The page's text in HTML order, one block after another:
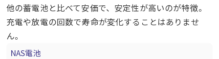
他の蓄電池と比べて安価で、安定性が高いのが特徴。
充電や放電の回数で寿命が変化することはありませ
ん。
NAS電池